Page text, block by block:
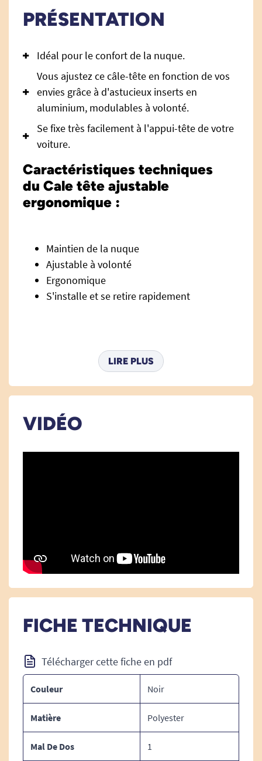
PRÉSENTATION
Idéal pour le confort de la nuque.
Vous ajustez ce câle-tête en fonction de vos
envies grâce à d'astucieux inserts en
aluminium, modulables à volonté.
Se fixe très facilement à l'appui-tête de votre
voiture.
Caractéristiques techniques
du Cale tête ajustable
ergonomique :
Maintien de la nuque
Ajustable à volonté
Ergonomique
S'installe et se retire rapidement
Descriptif :
Entretien :
Spécificités :
Equipé d'une sangle de maintien pour un plus grand
confort
LIRE PLUS
VIDÉO
FICHE TECHNIQUE
Télécharger cette fiche en pdf
Couleur Noir
Matière Polyester
Mal De Dos 1